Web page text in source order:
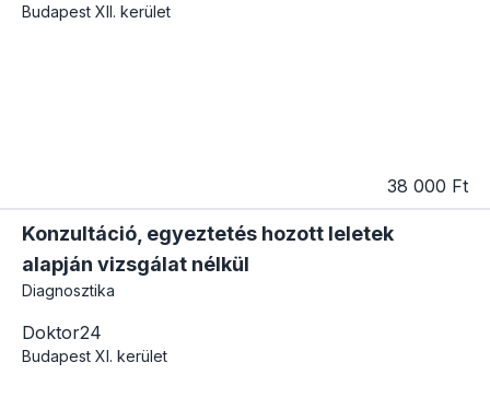
Budapest XII. kerület
38 000 Ft
Konzultáció, egyeztetés hozott leletek
alapján vizsgálat nélkül
Diagnosztika
Doktor24
Budapest XI. kerület